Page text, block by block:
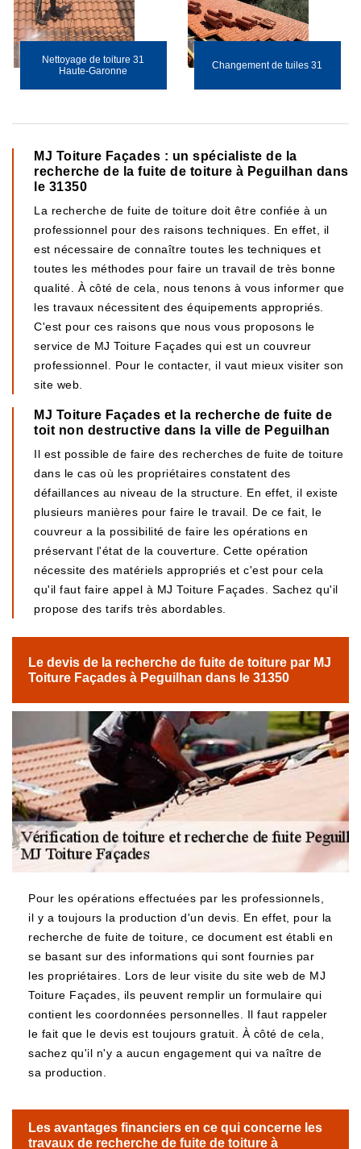
Nettoyage de toiture 31
Haute-Garonne
Changement de tuiles 31
MJ Toiture Façades : un spécialiste de la
recherche de la fuite de toiture à Peguilhan dans
le 31350
La recherche de fuite de toiture doit être confiée à un
professionnel pour des raisons techniques. En effet, il
est nécessaire de connaître toutes les techniques et
toutes les méthodes pour faire un travail de très bonne
qualité. À côté de cela, nous tenons à vous informer que
les travaux nécessitent des équipements appropriés.
C'est pour ces raisons que nous vous proposons le
service de MJ Toiture Façades qui est un couvreur
professionnel. Pour le contacter, il vaut mieux visiter son
site web.
MJ Toiture Façades et la recherche de fuite de
toit non destructive dans la ville de Peguilhan
Il est possible de faire des recherches de fuite de toiture
dans le cas où les propriétaires constatent des
défaillances au niveau de la structure. En effet, il existe
plusieurs manières pour faire le travail. De ce fait, le
couvreur a la possibilité de faire les opérations en
préservant l'état de la couverture. Cette opération
nécessite des matériels appropriés et c'est pour cela
qu'il faut faire appel à MJ Toiture Façades. Sachez qu'il
propose des tarifs très abordables.
Le devis de la recherche de fuite de toiture par MJ
Toiture Façades à Peguilhan dans le 31350
Pour les opérations effectuées par les professionnels,
il y a toujours la production d'un devis. En effet, pour la
recherche de fuite de toiture, ce document est établi en
se basant sur des informations qui sont fournies par
les propriétaires. Lors de leur visite du site web de MJ
Toiture Façades, ils peuvent remplir un formulaire qui
contient les coordonnées personnelles. Il faut rappeler
le fait que le devis est toujours gratuit. À côté de cela,
sachez qu'il n'y a aucun engagement qui va naître de
sa production.
Les avantages financiers en ce qui concerne les
travaux de recherche de fuite de toiture à